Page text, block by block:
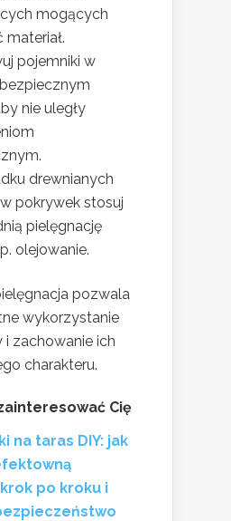
mogących
pojemniki w
nie uległy
drewnianych
pokrywek stosuj
pielęgnację
olejowanie.
pozwala
wykorzystanie
i zachowanie ich
charakteru.
Cię
na taras DIY: jak
po kroku i